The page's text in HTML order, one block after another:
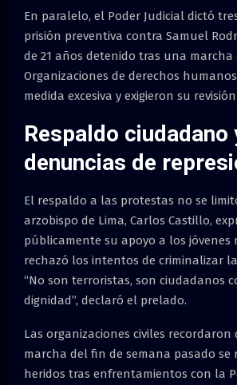
En paralelo, el Poder Judicial dictó
prisión preventiva contra Samuel
de 21 años detenido tras una marcha
Organizaciones de derechos
medida excesiva y exigieron su
Respaldo ciudadano
denuncias de
El respaldo a las protestas no se
arzobispo de Lima, Carlos Castillo,
públicamente su apoyo a los jóvenes
rechazó los intentos de criminalizar
“No son terroristas, son ciudadanos
dignidad”, declaró el prelado.
Las organizaciones civiles recordaron
marcha del fin de semana pasado se
heridos tras enfrentamientos con la